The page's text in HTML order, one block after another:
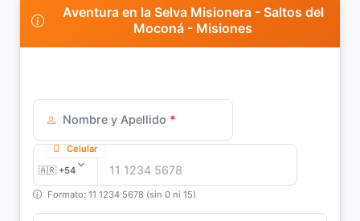
Aventura en la Selva Misionera - Saltos del
Moconá - Misiones
Nombre y Apellido *
Celular
Formato: 11 1234 5678 (sin 0 ni 15)